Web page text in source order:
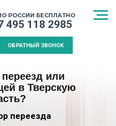
РОССИИ БЕСПЛАТНО
495 118 2985
ОБРАТНЫЙ ЗВОНОК
или
в Тверскую
переезда